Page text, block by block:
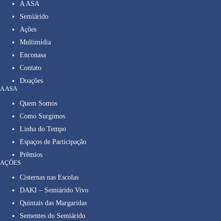
A ASA
Semiárido
Ações
Multimídia
Enconasa
Contato
Doações
A ASA
Quem Somos
Como Surgimos
Linha do Tempo
Espaços de Participação
Prêmios
AÇÕES
Cisternas nas Escolas
DAKI – Semiárido Vivo
Quintais das Margaridas
Sementes do Semiárido